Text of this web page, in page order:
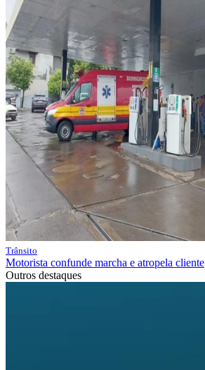
Trânsito
Motorista confunde marcha e atropela cliente
Outros destaques